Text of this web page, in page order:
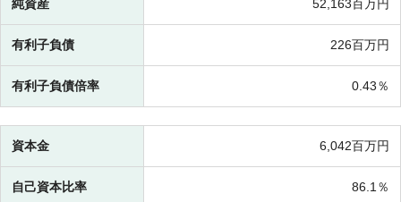
純資産 52,163百万円
有利子負債 226百万円
有利子負債倍率 0.43％
資本金 6,042百万円
自己資本比率 86.1％